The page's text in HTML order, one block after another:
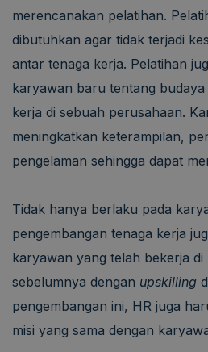
merencanakan pelatihan.
dibutuhkan agar tidak terjadi
antar tenaga kerja. Pelatihan
karyawan baru tentang
kerja di sebuah perusahaan.
meningkatkan keterampilan,
pengelaman sehingga dapat
Tidak hanya berlaku pada
pengembangan tenaga kerja
karyawan yang telah bekerja di
sebelumnya dengan upskilling
pengembangan ini, HR juga
misi yang sama dengan